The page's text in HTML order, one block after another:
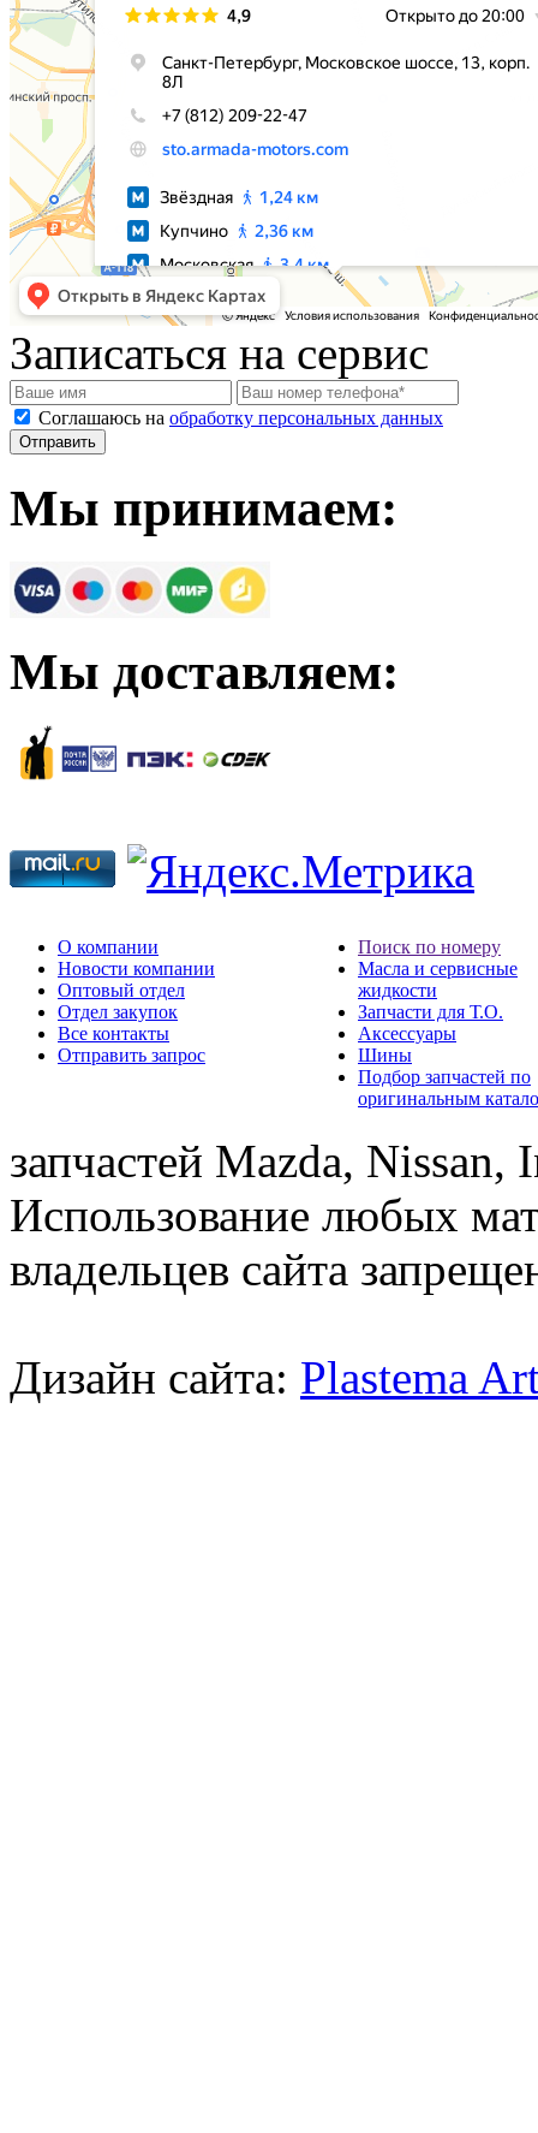
Записаться на сервис
Соглашаюсь на обработку персональных данных
Мы принимаем:
Мы доставляем:
О компании
Новости компании
Оптовый отдел
Отдел закупок
Все контакты
Отправить запрос
Поиск по номеру
Масла и сервисные
жидкости
Запчасти для Т.О.
Аксессуары
Шины
Подбор запчастей по
оригинальным
запчастей Mazda,
Использование любых
владельцев сайта
Дизайн сайта: Plastema